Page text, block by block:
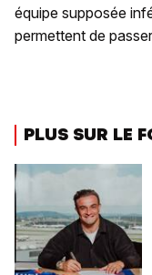
équipe supposée
permettent de
PLUS SUR LE